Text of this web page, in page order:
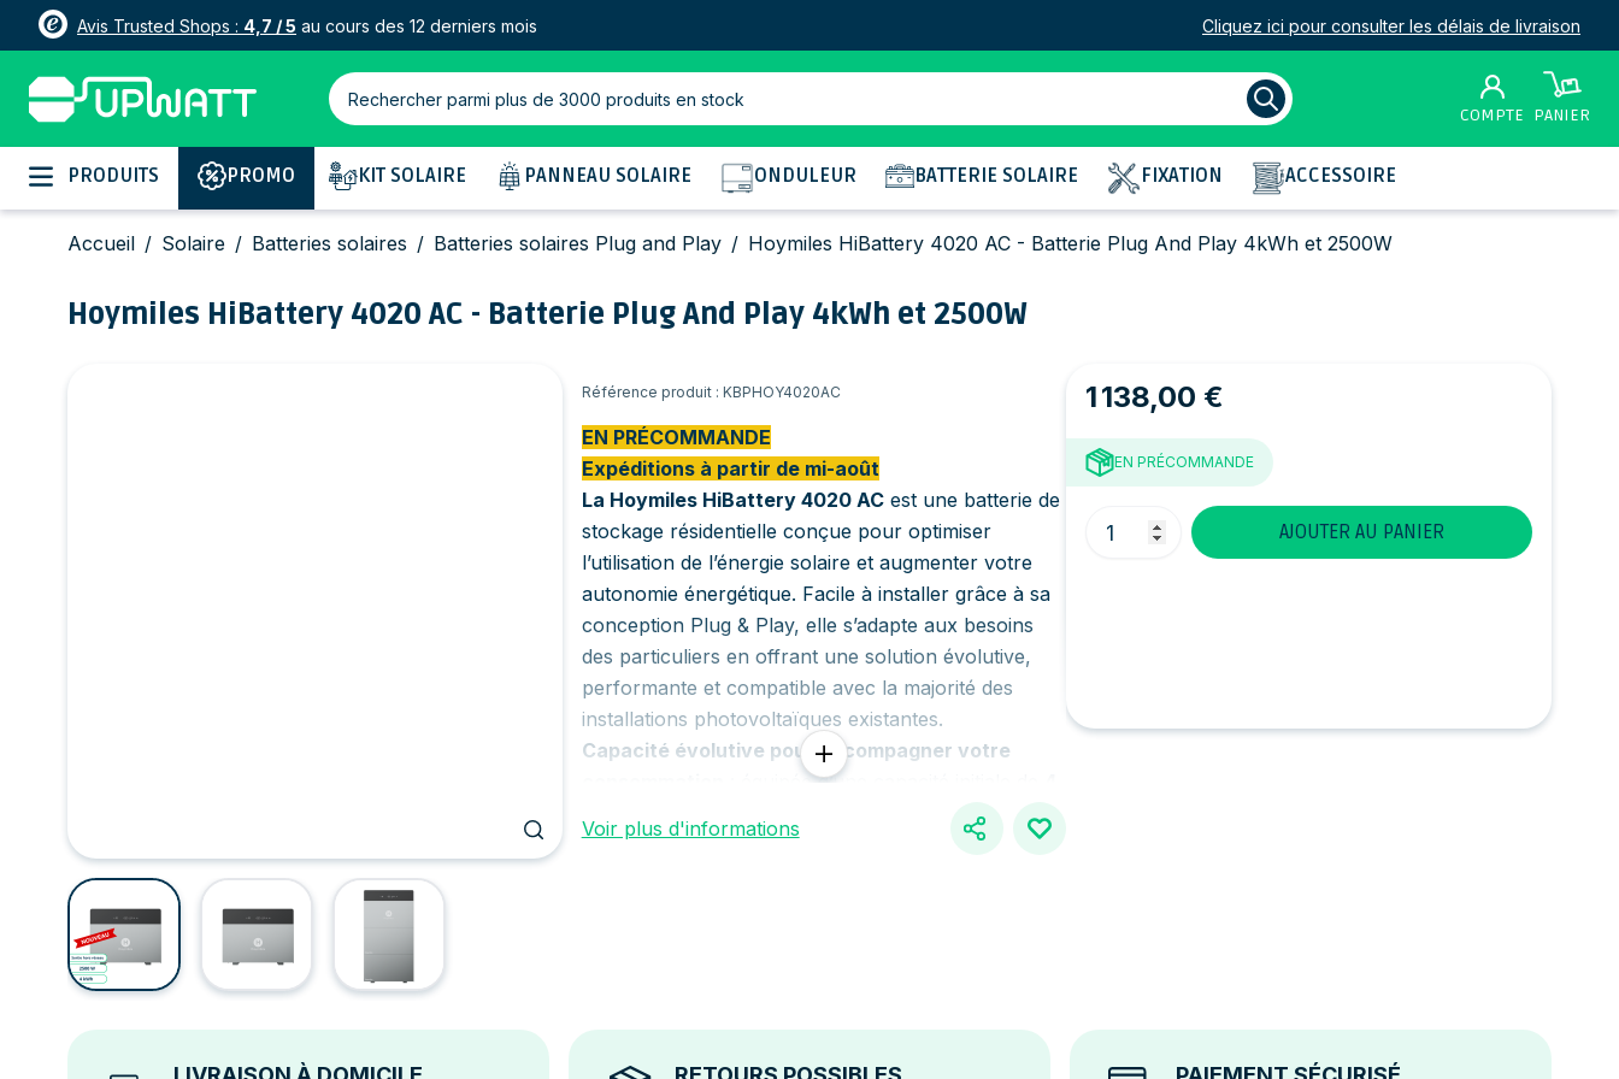
Avis Trusted Shops : 4,7 / 5 au cours des 12 derniers mois Cliquez ici pour consulter les délais de livraison
Rechercher parmi plus de 3000 produits en stock
COMPTE PANIER
Allez au contenu
PRODUITS PROMO KIT SOLAIRE PANNEAU SOLAIRE ONDULEUR BATTERIE SOLAIRE FIXATION ACCESSOIRE
Accueil / Solaire / Batteries solaires / Batteries solaires Plug and Play / Hoymiles HiBattery 4020 AC - Batterie Plug And Play 4kWh et 2500W
Hoymiles HiBattery 4020 AC - Batterie Plug And Play 4kWh et 2500W
Référence produit : KBPHOY4020AC
EN PRÉCOMMANDE
Expéditions à partir de mi-août
La Hoymiles HiBattery 4020 ACest une batterie de
stockage résidentielle conçue pour optimiser
l’utilisation de l’énergie solaire et augmenter votre
autonomie énergétique. Facile à installer grâce à sa
conception Plug & Play, elle s’adapte aux besoins
des particuliers en offrant une solution évolutive,
performante et compatible avec la majorité des
installations photovoltaïques existantes.
Capacité évolutive pour accompagner votre
: équipée d’une capacité initiale de
, cette batterie peut être étendue jusqu’à 16
kWh grâce à l’ajout de modules supplémentaires,
à exploiter efficacement l’énergie stockée pour
alimenter votre habitation.
Voir plus d'informations
1 138,00 €
EN PRÉCOMMANDE
Quantité
AJOUTER AU PANIER